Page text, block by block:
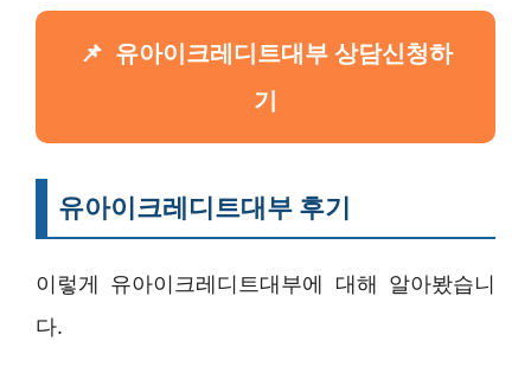
유아이크레디트대부 상담신청하
기
유아이크레디트대부 후기
이렇게 유아이크레디트대부에 대해 알아봤습니
다.